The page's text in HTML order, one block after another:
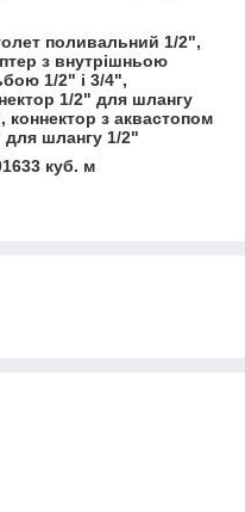
поливальний 1/2",
з внутрішньою
1/2" і 3/4",
1/2" для шлангу
коннектор з аквастопом
для шлангу 1/2"
куб. м